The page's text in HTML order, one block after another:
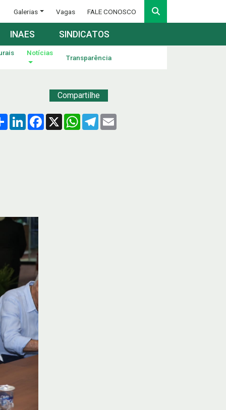
Galerias Vagas FALE CONOSCO
INAES SINDICATOS
Notícias
Transparência
Compartilhe
Compartilhar
LinkedInFacebook
X WhatsApp
Telegram